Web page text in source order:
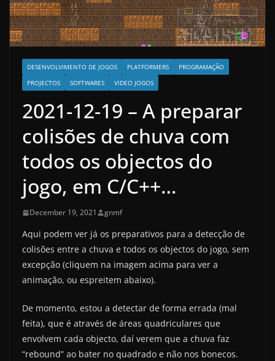
DESENVOLVIMENTO DE JOGOS PLATFORMERS
PROGRAMAÇÃO
PROJECTOS
SOFTWARES VIDEO JOGOS
2021-12-19 – A preparar
colisões de chuva com
todos os objectos do
jogo, em C/C++…
December 19, 2021 gnmf
Aqui podem ver já os preparativos para a detecção de
colisões entre a chuva e todos os objectos do jogo, sem
excepção (cliquem na imagem acima para ver a
animação, ou espreitem abaixo).
De momento, estou a detectar de forma errada (mal
feita), que é através de áreas quadriculares que
envolvem cada objecto, daí verem que a chuva faz
“rebound” ao bater no quadrado e não nos bonecos.